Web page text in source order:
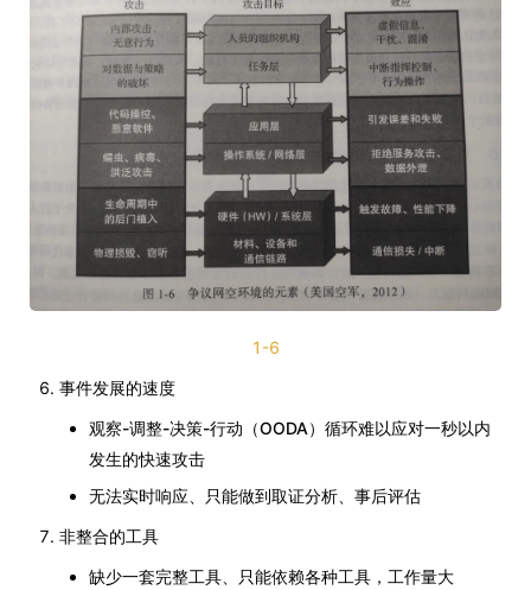
1-6
事件发展的速度
观察-调整-决策-行动（OODA）循环难以应对一秒以内
发生的快速攻击
无法实时响应、只能做到取证分析、事后评估
非整合的工具
缺少一套完整工具、只能依赖各种工具，工作量大